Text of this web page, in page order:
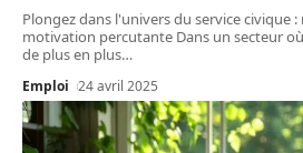
Plongez dans l'univers du service civique
motivation percutante Dans un secteur
de plus en plus…
Emploi 24 avril 2025